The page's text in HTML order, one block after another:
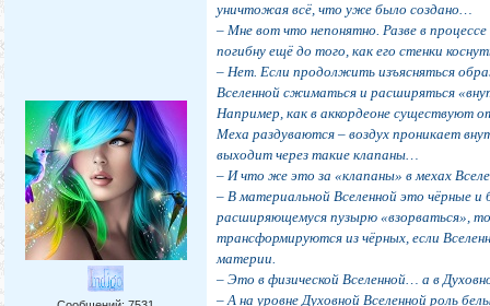
уничтожая всё, что уже было создано…
– Мне вот что непонятно. Разве в
погибну ещё до того, как его стенки
– Нет. Если продолжить изъясняться
Вселенной сжиматься и расширяться
Например, как в аккордеоне существуют
Меха раздуваются – воздух проникает
выходит через такие клапаны…
– И что же это за «клапаны» в мехах
– В материальной Вселенной это чёрные
расширяющемуся пузырю «взорваться»,
трансформируются из чёрных, если
материи.
– Это в физической Вселенной… а в
– А на уровне Духовной Вселенной роль